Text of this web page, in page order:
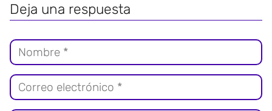
Deja una respuesta